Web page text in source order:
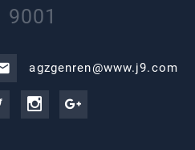
9001
agzgenren@www.j9.com